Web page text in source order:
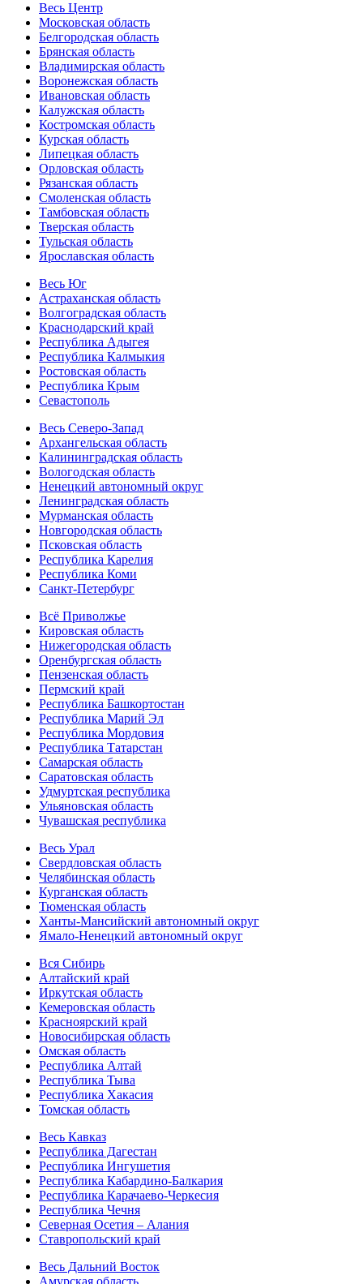
Весь Центр
Московская область
Белгородская область
Брянская область
Владимирская область
Воронежская область
Ивановская область
Калужская область
Костромская область
Курская область
Липецкая область
Орловская область
Рязанская область
Смоленская область
Тамбовская область
Тверская область
Тульская область
Ярославская область
Весь Юг
Астраханская область
Волгоградская область
Краснодарский край
Республика Адыгея
Республика Калмыкия
Ростовская область
Республика Крым
Севастополь
Весь Северо-Запад
Архангельская область
Калининградская область
Вологодская область
Ненецкий автономный округ
Ленинградская область
Мурманская область
Новгородская область
Псковская область
Республика Карелия
Республика Коми
Санкт-Петербург
Всё Приволжье
Кировская область
Нижегородская область
Оренбургская область
Пензенская область
Пермский край
Республика Башкортостан
Республика Марий Эл
Республика Мордовия
Республика Татарстан
Самарская область
Саратовская область
Удмуртская республика
Ульяновская область
Чувашская республика
Весь Урал
Свердловская область
Челябинская область
Курганская область
Тюменская область
Ханты-Мансийский автономный округ
Ямало-Ненецкий автономный округ
Вся Сибирь
Алтайский край
Иркутская область
Кемеровская область
Красноярский край
Новосибирская область
Омская область
Республика Алтай
Республика Тыва
Республика Хакасия
Томская область
Весь Кавказ
Республика Дагестан
Республика Ингушетия
Республика Кабардино-Балкария
Республика Карачаево-Черкесия
Республика Чечня
Северная Осетия – Алания
Ставропольский край
Весь Дальний Восток
Амурская область